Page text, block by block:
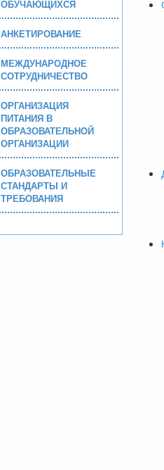
ОБУЧАЮЩИХСЯ
АНКЕТИРОВАНИЕ
МЕЖДУНАРОДНОЕ
СОТРУДНИЧЕСТВО
ОРГАНИЗАЦИЯ
ПИТАНИЯ В
ОБРАЗОВАТЕЛЬНОЙ
ОРГАНИЗАЦИИ
ОБРАЗОВАТЕЛЬНЫЕ
СТАНДАРТЫ И
ТРЕБОВАНИЯ